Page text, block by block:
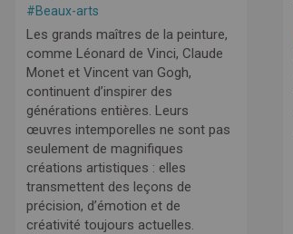
#Beaux-arts
Les grands maîtres de la peinture,
comme Léonard de Vinci, Claude
Monet et Vincent van Gogh,
continuent d’inspirer des
générations entières. Leurs
œuvres intemporelles ne sont pas
seulement de magnifiques
créations artistiques : elles
transmettent des leçons de
précision, d’émotion et de
créativité toujours actuelles.